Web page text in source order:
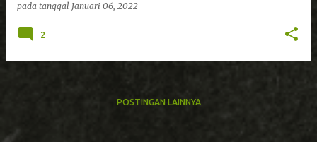
pada tanggal Januari 06, 2022
2
POSTINGAN LAINNYA